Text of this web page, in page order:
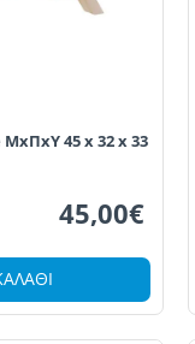
45 x 32 x 33
45,00€